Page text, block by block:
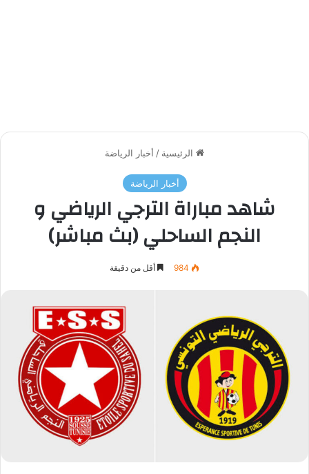
الرئيسية / أخبار الرياضة
أخبار الرياضة
شاهد مباراة الترجي الرياضي و
النجم الساحلي (بث مباشر)
984 أقل من دقيقة